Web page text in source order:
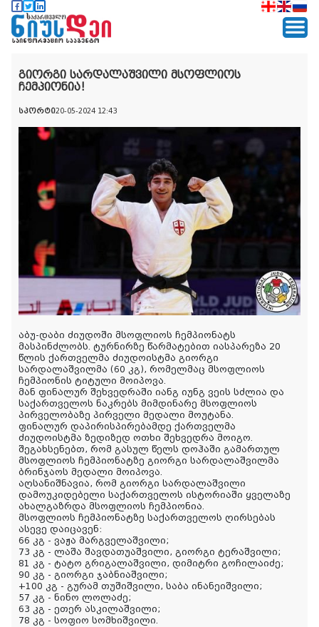
გიორგი სარდალაშვილი მსოფლიოს
ჩემპიონია!
სპორტი20-05-2024 12:43
აბუ-დაბი ძიუდოში მსოფლიოს ჩემპიონატს
მასპინძლობს. ტურნირზე წარმატებით იასპარეზა 20
წლის ქართველმა ძიუდოისტმა გიორგი
სარდალაშვილმა (60 კგ), რომელმაც მსოფლიოს
ჩემპიონის ტიტული მოიპოვა.
მან ფინალურ შეხვედრაში იანგ იუნგ ვეის სძლია და
საქართველოს ნაკრებს მიმდინარე მსოფლიოს
პირველობაზე პირველი მედალი მოუტანა.
ფინალურ დაპირისპირებამდე ქართველმა
ძიუდოისტმა ზედიზედ ოთხი შეხვედრა მოიგო.
შეგახსენებთ, რომ გასულ წელს დოჰაში გამართულ
მსოფლიოს ჩემპიონატზე გიორგი სარდალაშვილმა
ბრინჯაოს მედალი მოიპოვა.
აღსანიშნავია, რომ გიორგი სარდალაშვილი
დამოუკიდებელი საქართველოს ისტორიაში ყველაზე
ახალგაზრდა მსოფლიოს ჩემპიონია.
მსოფლიოს ჩემპიონატზე საქართველოს ღირსებას
ასევე დაიცავენ:
66 კგ - ვაჟა მარგველაშვილი;
73 კგ - ლაშა შავდათუაშვილი, გიორგი ტერაშვილი;
81 კგ - ტატო გრიგალაშვილი, დიმიტრი გოჩილაიძე;
90 კგ - გიორგი ჯაბნიაშვილი;
+100 კგ - გურამ თუშიშვილი, საბა ინანეიშვილი;
57 კგ - ნინო ლოლაძე;
63 კგ - ეთერ ასკილაშვილი;
78 კგ - სოფიო სომხიშვილი.